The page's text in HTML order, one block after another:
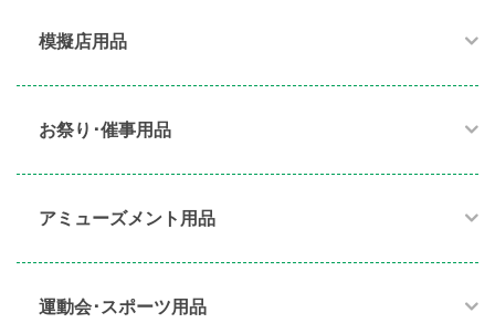
模擬店用品​
お祭り･催事用品​
アミューズメント用品​
運動会･スポーツ用品​